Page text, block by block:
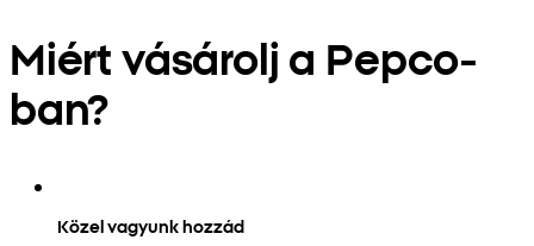
Miért vásárolj a Pepco-
ban?
Közel vagyunk hozzád